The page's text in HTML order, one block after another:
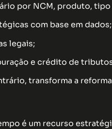
por NCM, produto,
com base em dados;
legais;
e crédito de
transforma a
é um recurso